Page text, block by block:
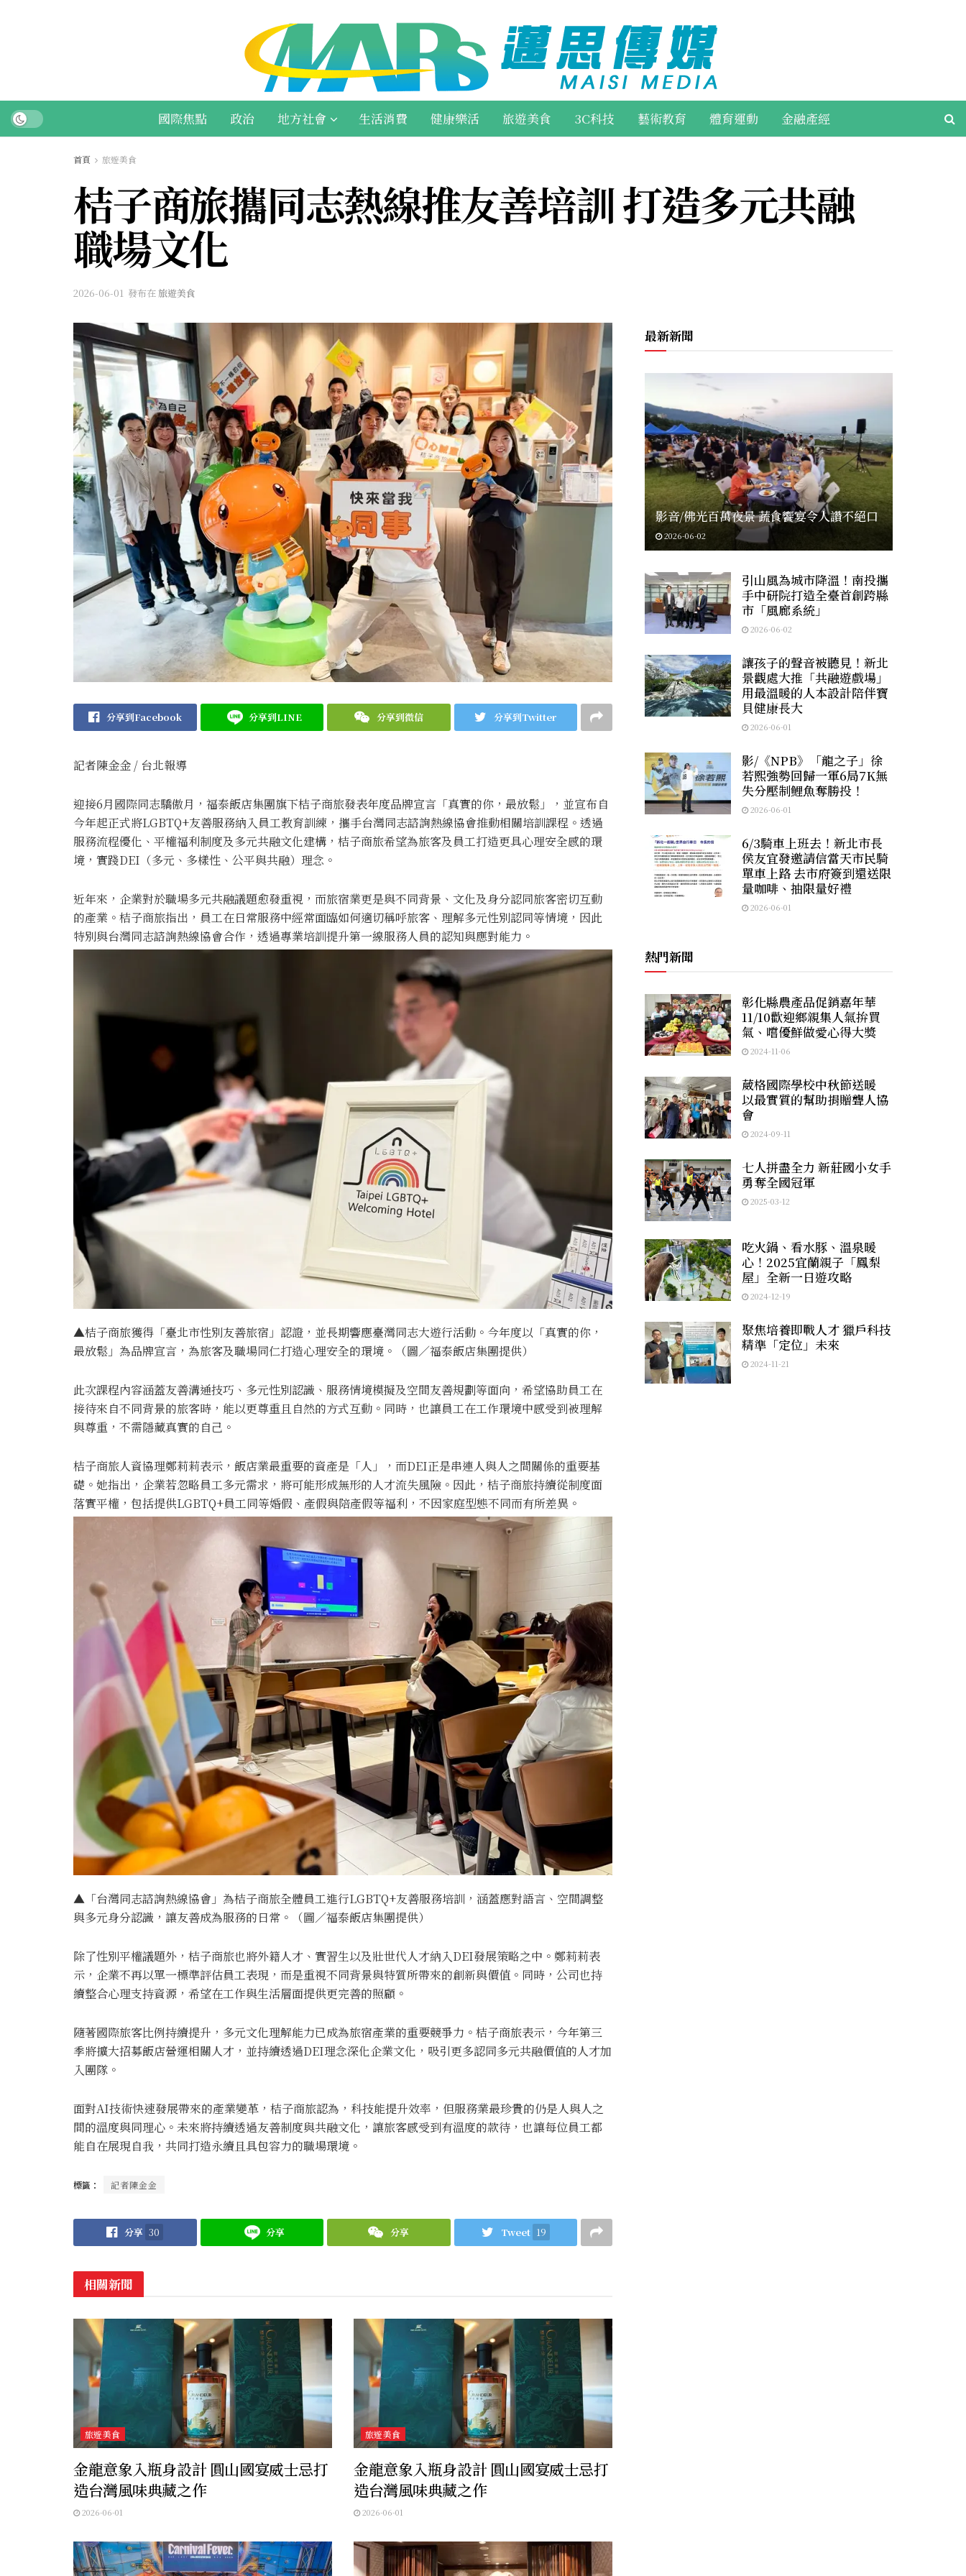
國際焦點 政治 地方社會 生活消費 健康樂活 旅遊美食 3C科技 藝術教育 體育運動 金融產經
首頁 旅遊美食
桔子商旅攜同志熱線推友善培訓 打造多元共融
職場文化
2026-06-01 發布在旅遊美食
分享到Facebook 分享到LINE 分享到微信 分享到Twitter
記者陳金金 / 台北報導
迎接6月國際同志驕傲月，福泰飯店集團旗下桔子商旅發表年度品牌宣言「真實的你，最放鬆」，並宣布自
今年起正式將LGBTQ+友善服務納入員工教育訓練，攜手台灣同志諮詢熱線協會推動相關培訓課程。透過
服務流程優化、平權福利制度及多元共融文化建構，桔子商旅希望為旅客及員工打造更具心理安全感的環
境，實踐DEI（多元、多樣性、公平與共融）理念。
近年來，企業對於職場多元共融議題愈發重視，而旅宿業更是與不同背景、文化及身分認同旅客密切互動
的產業。桔子商旅指出，員工在日常服務中經常面臨如何適切稱呼旅客、理解多元性別認同等情境，因此
特別與台灣同志諮詢熱線協會合作，透過專業培訓提升第一線服務人員的認知與應對能力。
▲桔子商旅獲得「臺北市性別友善旅宿」認證，並長期響應臺灣同志大遊行活動。今年度以「真實的你，
最放鬆」為品牌宣言，為旅客及職場同仁打造心理安全的環境。（圖／福泰飯店集團提供）
此次課程內容涵蓋友善溝通技巧、多元性別認識、服務情境模擬及空間友善規劃等面向，希望協助員工在
接待來自不同背景的旅客時，能以更尊重且自然的方式互動。同時，也讓員工在工作環境中感受到被理解
與尊重，不需隱藏真實的自己。
桔子商旅人資協理鄭莉莉表示，飯店業最重要的資產是「人」，而DEI正是串連人與人之間關係的重要基
礎。她指出，企業若忽略員工多元需求，將可能形成無形的人才流失風險。因此，桔子商旅持續從制度面
落實平權，包括提供LGBTQ+員工同等婚假、產假與陪產假等福利，不因家庭型態不同而有所差異。
▲「台灣同志諮詢熱線協會」為桔子商旅全體員工進行LGBTQ+友善服務培訓，涵蓋應對語言、空間調整
與多元身分認識，讓友善成為服務的日常。（圖／福泰飯店集團提供）
除了性別平權議題外，桔子商旅也將外籍人才、實習生以及壯世代人才納入DEI發展策略之中。鄭莉莉表
示，企業不再以單一標準評估員工表現，而是重視不同背景與特質所帶來的創新與價值。同時，公司也持
續整合心理支持資源，希望在工作與生活層面提供更完善的照顧。
隨著國際旅客比例持續提升，多元文化理解能力已成為旅宿產業的重要競爭力。桔子商旅表示，今年第三
季將擴大招募飯店營運相關人才，並持續透過DEI理念深化企業文化，吸引更多認同多元共融價值的人才加
入團隊。
面對AI技術快速發展帶來的產業變革，桔子商旅認為，科技能提升效率，但服務業最珍貴的仍是人與人之
間的溫度與同理心。未來將持續透過友善制度與共融文化，讓旅客感受到有溫度的款待，也讓每位員工都
能自在展現自我，共同打造永續且具包容力的職場環境。
標籤： 記者陳金金
分享 30 分享 分享 Tweet 19
相關新聞
旅遊美食
金龍意象入瓶身設計 圓山國宴威士忌打
造台灣風味典藏之作
2026-06-01
旅遊美食
金龍意象入瓶身設計 圓山國宴威士忌打
造台灣風味典藏之作
2026-06-01
最新新聞
影音/佛光百萬夜景 蔬食饗宴令人讚不絕口
2026-06-02
引山風為城市降溫！南投攜
手中研院打造全臺首創跨縣
市「風廊系統」
2026-06-02
讓孩子的聲音被聽見！新北
景觀處大推「共融遊戲場」
用最溫暖的人本設計陪伴寶
貝健康長大
2026-06-01
影/《NPB》「龍之子」徐
若熙強勢回歸一軍6局7K無
失分壓制鯉魚奪勝投！
2026-06-01
6/3騎車上班去！新北市長
侯友宜發邀請信當天市民騎
單車上路 去市府簽到還送限
量咖啡、抽限量好禮
2026-06-01
熱門新聞
彰化縣農產品促銷嘉年華
11/10歡迎鄉親集人氣拚買
氣、嚐優鮮做愛心得大獎
2024-11-06
葳格國際學校中秋節送暖
以最實質的幫助捐贈聾人協
會
2024-09-11
七人拼盡全力 新莊國小女手
勇奪全國冠軍
2025-03-12
吃火鍋、看水豚、溫泉暖
心！2025宜蘭親子「鳳梨
屋」全新一日遊攻略
2024-12-19
聚焦培養即戰人才 獵戶科技
精準「定位」未來
2024-11-21